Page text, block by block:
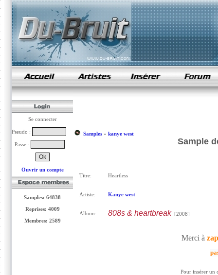
samples de rap
Se connecter
Pseudo :
Passe :
Ouvrir un compte
Samples: 64838
Reprises: 4009
Membres: 2589
Samples» kanye west
Sample
Titre: Heartless
Artiste: Kanye west
Album: 808s & heartbreak[2008]
Merci à
Pour insérer un